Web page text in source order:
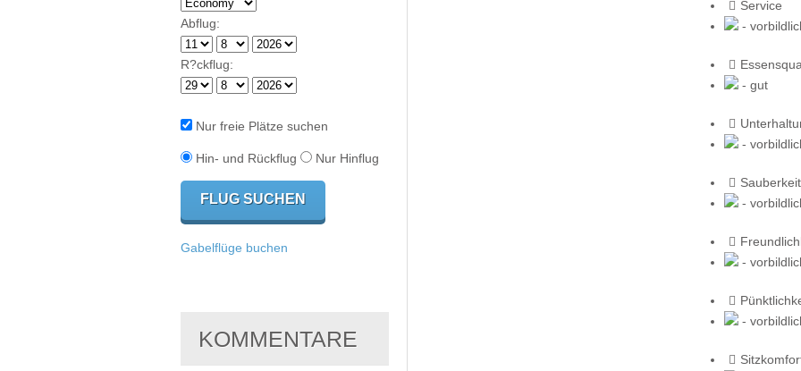
Service
-
- gut
-
Sauberkeit
-
-
-
Abflug:
R?ckflug:
Nur freie Plätze suchen
Hin- und Rückflug Nur Hinflug
Gabelflüge buchen
KOMMENTARE